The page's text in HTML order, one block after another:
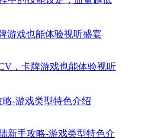
游戏也能体验视听盛宴
-游戏类型特色介绍